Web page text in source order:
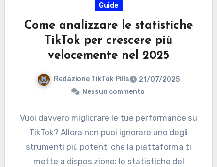
Guide
Come analizzare le statistiche
TikTok per crescere più
velocemente nel 2025
Redazione TikTok Pills
21/07/2025
Nessun commento
Vuoi davvero migliorare le tue performance su
TikTok? Allora non puoi ignorare uno degli
strumenti più potenti che la piattaforma ti
mette a disposizione: le statistiche del